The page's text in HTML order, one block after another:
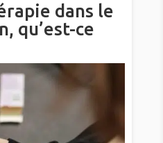
dans le
qu’est-ce